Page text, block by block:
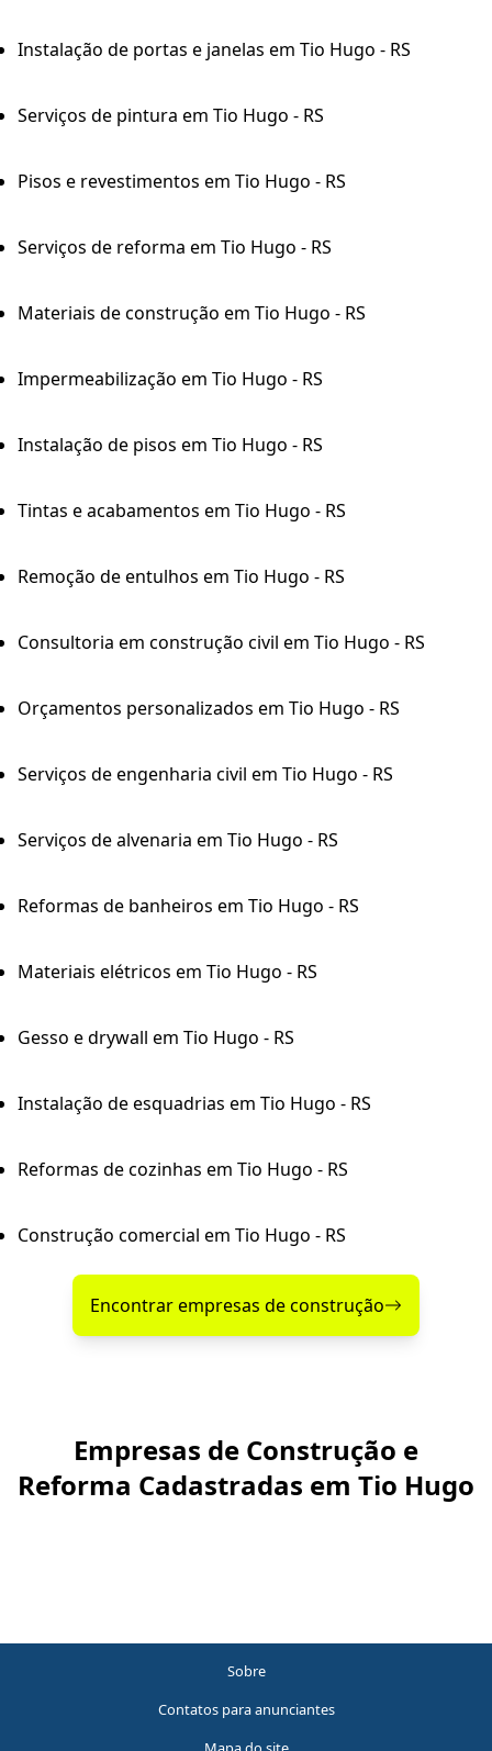
Instalação de portas e janelas em Tio Hugo - RS
Serviços de pintura em Tio Hugo - RS
Pisos e revestimentos em Tio Hugo - RS
Serviços de reforma em Tio Hugo - RS
Materiais de construção em Tio Hugo - RS
Impermeabilização em Tio Hugo - RS
Instalação de pisos em Tio Hugo - RS
Tintas e acabamentos em Tio Hugo - RS
Remoção de entulhos em Tio Hugo - RS
Consultoria em construção civil em Tio Hugo - RS
Orçamentos personalizados em Tio Hugo - RS
Serviços de engenharia civil em Tio Hugo - RS
Serviços de alvenaria em Tio Hugo - RS
Reformas de banheiros em Tio Hugo - RS
Materiais elétricos em Tio Hugo - RS
Gesso e drywall em Tio Hugo - RS
Instalação de esquadrias em Tio Hugo - RS
Reformas de cozinhas em Tio Hugo - RS
Construção comercial em Tio Hugo - RS
Encontrar empresas de construção
Empresas de Construção e
Reforma Cadastradas em Tio Hugo
Sobre
Contatos para anunciantes